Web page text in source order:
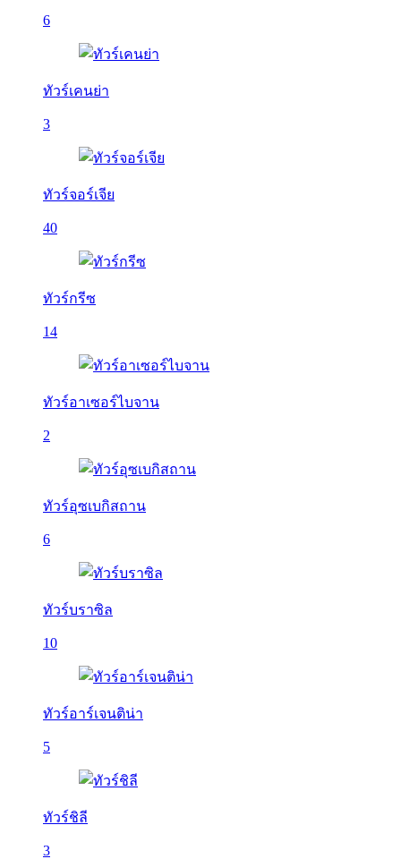
6
ทัวร์เคนย่า
3
ทัวร์จอร์เจีย
40
ทัวร์กรีซ
14
ทัวร์อาเซอร์ไบจาน
2
ทัวร์อุซเบกิสถาน
6
ทัวร์บราซิล
10
ทัวร์อาร์เจนติน่า
5
ทัวร์ชิลี
3